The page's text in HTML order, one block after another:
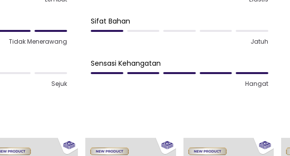
Tidak Menerawang
Sifat Bahan
Jatuh
Sejuk
Sensasi Kehangatan
Hangat